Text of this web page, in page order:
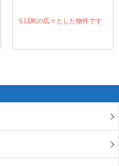
５LDKの広々とした物件です